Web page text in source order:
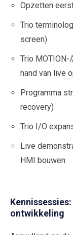
Opzetten
Trio
screen)
Trio MOTION-i
hand van live
Programma
recovery)
Trio I/O
Live
HMI bouwen
ontwikkeling